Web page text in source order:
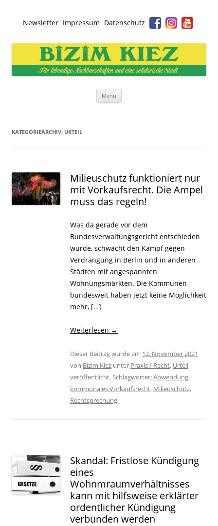
Newsletter Impressum Datenschutz
Bizim Kiez – Unser Kiez
Für lebendige Nachbarschaften und eine solidarische Stadt
Menü
KATEGORIEARCHIV: URTEIL
Milieuschutz funktioniert nur
mit Vorkaufsrecht. Die Ampel
muss das regeln!
Was da gerade vor dem
Bundesverwaltungsgericht entschieden
wurde, schwächt den Kampf gegen
Verdrängung in Berlin und in anderen
Städten mit angespannten
Wohnungsmärkten. Die Kommunen
bundesweit haben jetzt keine Möglichkeit
mehr, […]
Weiterlesen →
Dieser Beitrag wurde am 12. November 2021
von Bizim Kiez unter Praxis / Recht, Urteil
veröffentlicht. Schlagwörter:Abwendung,
kommunales Vorkaufsrecht, Milieuschutz,
Rechtsprechung.
Skandal: Fristlose Kündigung
eines
Wohnmraumverhältnisses
kann mit hilfsweise erklärter
ordentlicher Kündigung
verbunden werden